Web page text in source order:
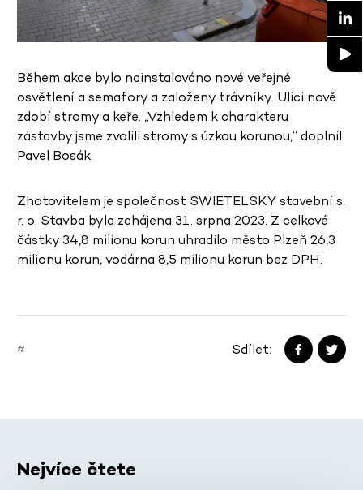
Během akce bylo nainstalováno nové veřejné
osvětlení a semafory a založeny trávníky. Ulici nově
zdobí stromy a keře. „Vzhledem k charakteru
zástavby jsme zvolili stromy s úzkou korunou,“ doplnil
Pavel Bosák.
Zhotovitelem je společnost SWIETELSKY stavební s.
r. o. Stavba byla zahájena 31. srpna 2023. Z celkové
částky 34,8 milionu korun uhradilo město Plzeň 26,3
milionu korun, vodárna 8,5 milionu korun bez DPH.
# Sdílet:
Nejvíce čtete